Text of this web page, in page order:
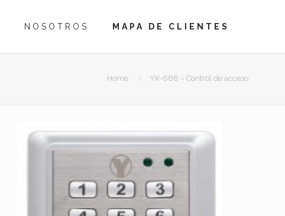
NOSOTROS MAPA DE CLIENTES
Home YK-668 – Control de acceso